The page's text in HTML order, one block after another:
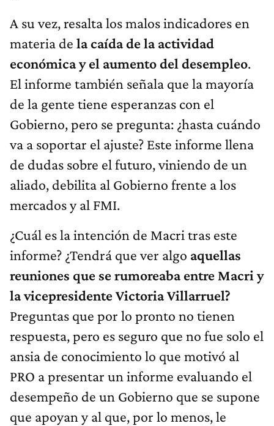
A su vez, resalta los malos indicadores en
materia de la caída de la actividad
económica y el aumento del desempleo.
El informe también señala que la mayoría
de la gente tiene esperanzas con el
Gobierno, pero se pregunta: ¿hasta cuándo
va a soportar el ajuste? Este informe llena
de dudas sobre el futuro, viniendo de un
aliado, debilita al Gobierno frente a los
mercados y al FMI.
¿Cuál es la intención de Macri tras este
informe? ¿Tendrá que ver algo aquellas
reuniones que se rumoreaba entre Macri y
la vicepresidente Victoria Villarruel?
Preguntas que por lo pronto no tienen
respuesta, pero es seguro que no fue solo el
ansia de conocimiento lo que motivó al
PRO a presentar un informe evaluando el
desempeño de un Gobierno que se supone
que apoyan y al que, por lo menos, le